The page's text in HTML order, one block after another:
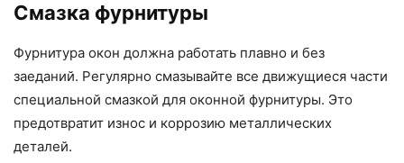
Смазка фурнитуры
Фурнитура окон должна работать плавно и без
заеданий. Регулярно смазывайте все движущиеся части
специальной смазкой для оконной фурнитуры. Это
предотвратит износ и коррозию металлических
деталей.